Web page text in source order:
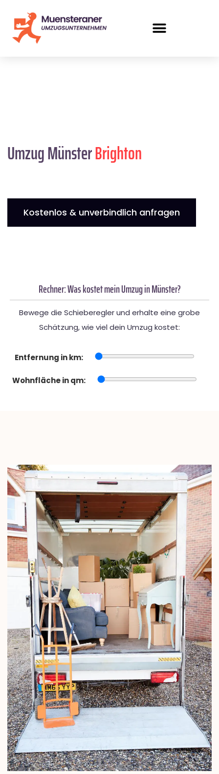
Umzug MünsterBrighton
Kostenlos & unverbindlich anfragen
Rechner: Was kostet mein Umzug in Münster?
Bewege die Schieberegler und erhalte eine grobe
Schätzung, wie viel dein Umzug kostet:
Entfernung in km:
Wohnfläche in qm: